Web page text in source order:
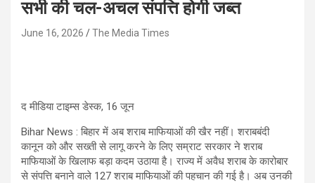
सभी की चल-अचल संपत्ति होगी जब्त
June 16, 2026 The Media Times
द मीडिया टाइम्स डेस्क, 16 जून
Bihar News : बिहार में अब शराब माफियाओं की खैर नहीं। शराबबंदी
कानून को और सख्ती से लागू करने के लिए सम्राट सरकार ने शराब
माफियाओं के खिलाफ बड़ा कदम उठाया है। राज्य में अवैध शराब के कारोबार
से संपत्ति बनाने वाले 127 शराब माफियाओं की पहचान की गई है। अब उनकी